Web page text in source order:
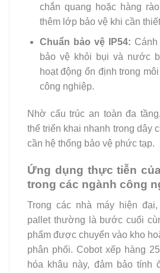
chắn quang hoặc hàng
thêm lớp bảo vệ khi cần
Chuẩn bảo vệ IP54:
bảo vệ khỏi bụi và nước
hoạt động ổn định trong
công nghiệp.
Nhờ cấu trúc an toàn đa
thể triển khai nhanh trong dây
cần hệ thống bảo vệ phức tạp.
Ứng dụng thực tiễn
trong các ngành công
Trong các nhà máy hiện
pallet thường là bước cuối
phẩm được chuyển vào kho
phân phối. Cobot xếp hàng
hóa khâu này, đảm bảo tính